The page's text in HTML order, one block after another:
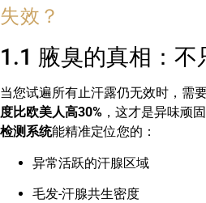
失效？
1.1 腋臭的真相：不
当您试遍所有止汗露仍无效时，需
度比欧美人高30% ，这才是异味顽
检测系统能精准定位您的：
异常活跃的汗腺区域
毛发-汗腺共生密度